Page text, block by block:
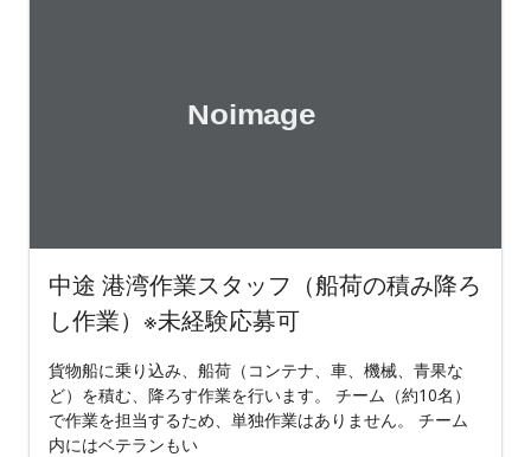
中途 港湾作業スタッフ（船荷の積み降ろ
し作業）※未経験応募可
貨物船に乗り込み、船荷（コンテナ、車、機械、青果な
ど）を積む、降ろす作業を行います。 チーム（約10名）
で作業を担当するため、単独作業はありません。 チーム
内にはベテランもい